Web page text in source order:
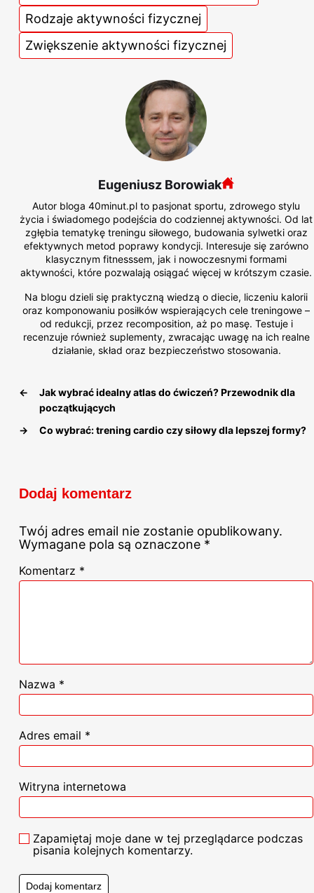
Rodzaje aktywności fizycznej
Zwiększenie aktywności fizycznej
Eugeniusz Borowiak
Autor bloga 40minut.pl to pasjonat sportu, zdrowego stylu
życia i świadomego podejścia do codziennej aktywności. Od lat
zgłębia tematykę treningu siłowego, budowania sylwetki oraz
efektywnych metod poprawy kondycji. Interesuje się zarówno
klasycznym fitnesssem, jak i nowoczesnymi formami
aktywności, które pozwalają osiągać więcej w krótszym czasie.
Na blogu dzieli się praktyczną wiedzą o diecie, liczeniu kalorii
oraz komponowaniu posiłków wspierających cele treningowe –
od redukcji, przez recomposition, aż po masę. Testuje i
recenzuje również suplementy, zwracając uwagę na ich realne
działanie, skład oraz bezpieczeństwo stosowania.
←
Jak wybrać idealny atlas do ćwiczeń? Przewodnik dla
początkujących
→
Co wybrać: trening cardio czy siłowy dla lepszej formy?
Dodaj komentarz
Twój adres email nie zostanie opublikowany.
Wymagane pola są oznaczone *
Komentarz *
Nazwa *
Adres email *
Witryna internetowa
Zapamiętaj moje dane w tej przeglądarce podczas
pisania kolejnych komentarzy.